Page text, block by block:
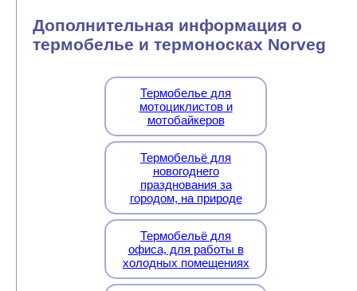
Дополнительная информация о
термобелье и термоносках Norveg
Термобелье для
мотоциклистов и
мотобайкеров
Термобельё для
новогоднего
празднования за
городом, на природе
Термобельё для
офиса, для работы в
холодных помещениях